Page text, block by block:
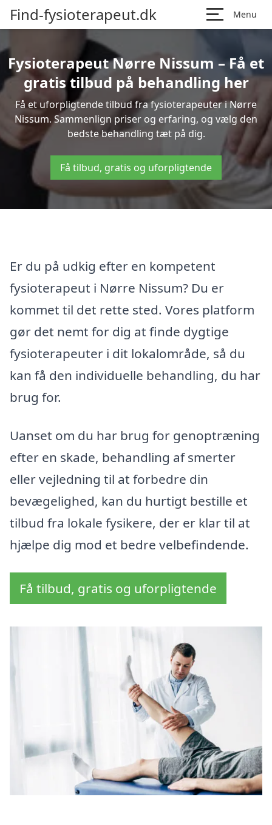
Find-fysioterapeut.dk Menu
Fysioterapeut Nørre Nissum – Få et
gratis tilbud på behandling her
Få et uforpligtende tilbud fra fysioterapeuter i Nørre
Nissum. Sammenlign priser og erfaring, og vælg den
bedste behandling tæt på dig.
Få tilbud, gratis og uforpligtende
Er du på udkig efter en kompetent
fysioterapeut i Nørre Nissum? Du er
kommet til det rette sted. Vores platform
gør det nemt for dig at finde dygtige
fysioterapeuter i dit lokalområde, så du
kan få den individuelle behandling, du har
brug for.
Uanset om du har brug for genoptræning
efter en skade, behandling af smerter
eller vejledning til at forbedre din
bevægelighed, kan du hurtigt bestille et
tilbud fra lokale fysikere, der er klar til at
hjælpe dig mod et bedre velbefindende.
Få tilbud, gratis og uforpligtende